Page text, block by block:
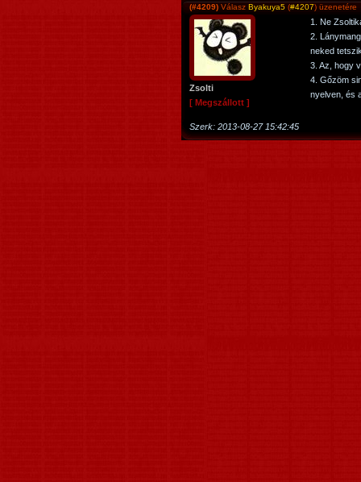
(#4209) Válasz Byakuya5 (#4207) üzenetére
Zsolti
[ Megszállott ]
1. Ne
2.
neked
3. Az, hogy
4. Gőzöm
nyelven, és
Szerk: 2013-08-27 15:42:45